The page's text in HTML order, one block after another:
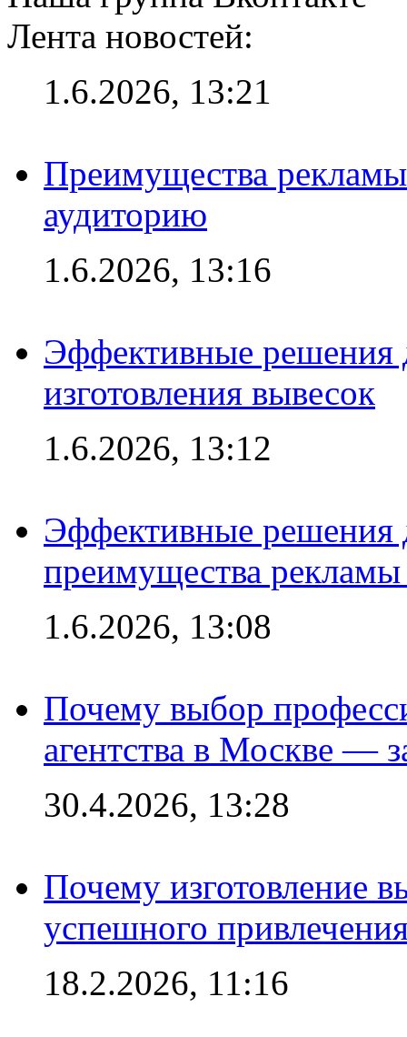
Лента новостей:
1.6.2026, 13:21
Преимущества
аудиторию
1.6.2026, 13:16
Эффективные решения
изготовления вывесок
1.6.2026, 13:12
Эффективные решения
преимущества рекламы
1.6.2026, 13:08
Почему выбор
агентства в Москве —
30.4.2026, 13:28
Почему изготовление
успешного
18.2.2026, 11:16